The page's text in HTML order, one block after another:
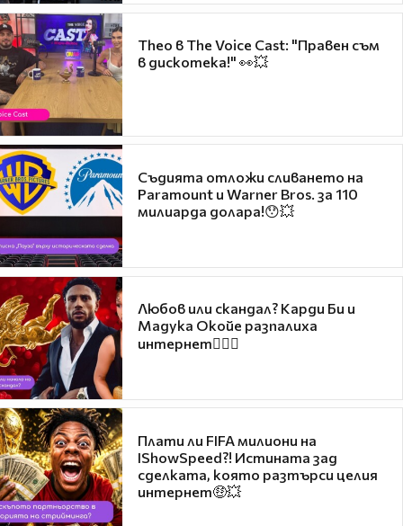
Theo в The Voice Cast: "Правен съм
в дискотека!" 👀💥
Съдията отложи сливането на
Paramount и Warner Bros. за 110
милиарда долара!😯💥
Любов или скандал? Карди Би и
Мадука Окойе разпалиха
интернет❤️‍🔥🔥
Плати ли FIFA милиони на
IShowSpeed?! Истината зад
сделката, която разтърси целия
интернет🤑💥